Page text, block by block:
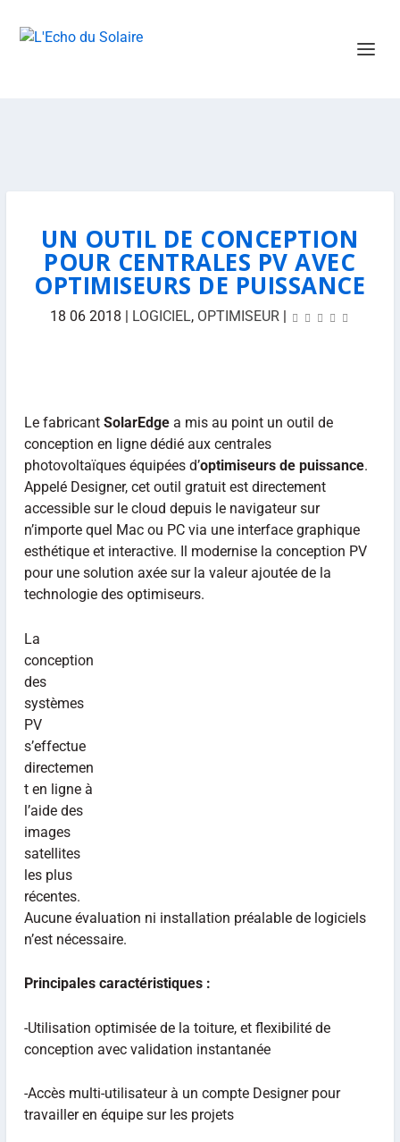
UN OUTIL DE CONCEPTION
POUR CENTRALES PV AVEC
OPTIMISEURS DE PUISSANCE
18 06 2018 | LOGICIEL, OPTIMISEUR |
Le fabricant SolarEdgea mis au point un outil de
conception en ligne dédié aux centrales
photovoltaïques équipées d’optimiseurs de puissance.
Appelé Designer, cet outil gratuit est directement
accessible sur le cloud depuis le navigateur sur
n’importe quel Mac ou PC via une interface graphique
esthétique et interactive. Il modernise la conception PV
pour une solution axée sur la valeur ajoutée de la
technologie des optimiseurs.
La
conception
des
systèmes
PV
s’effectue
directemen
t en ligne à
l’aide des
images
satellites
les plus
récentes.
Aucune évaluation ni installation préalable de logiciels
n’est nécessaire.
Principales caractéristiques :
-Utilisation optimisée de la toiture, et flexibilité de
conception avec validation instantanée
-Accès multi-utilisateur à un compte Designer pour
travailler en équipe sur les projets